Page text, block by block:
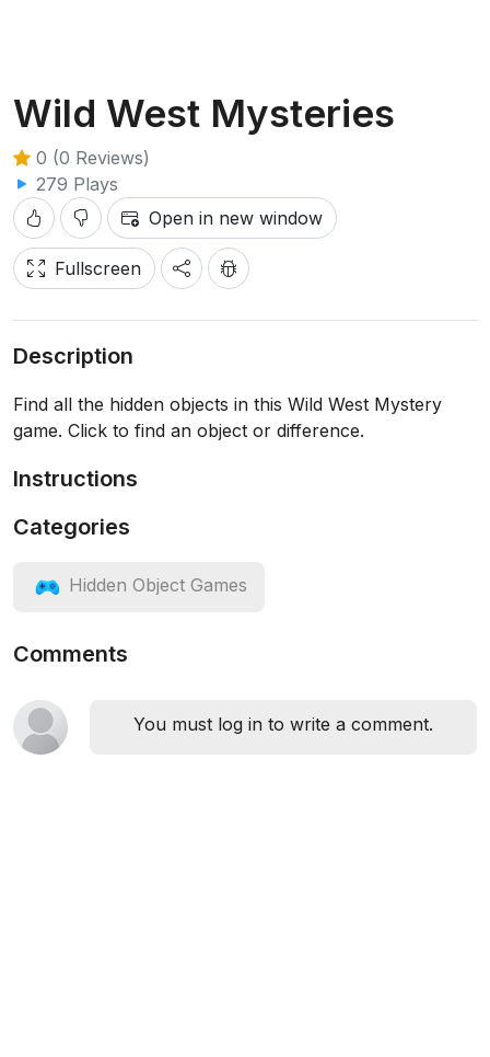
Wild West Mysteries
0 (0 Reviews)
279 Plays
Open in new window
Fullscreen
Description
Find all the hidden objects in this Wild West Mystery
game. Click to find an object or difference.
Instructions
Categories
Hidden Object Games
Comments
You must log in to write a comment.